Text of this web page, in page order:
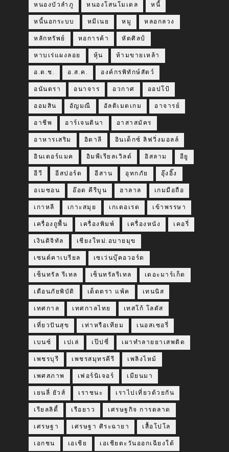
หนองบัวลำภู หนองโสนโมเดล หนี้
หนี้นอกระบบ หมีเนย หมู หลอกลวง
หลักทรัพย์ หอการค้า หัตศิลป์
หาบเร่แผงลอย หุ้น ห้ามขายเหล้า
อ.ต.ช. อ.ส.ค. องค์กรพิทักษ์สัตว์
อนันตรา อนาจาร อวกาศ ออปโป้
ออมสิน อัญมณี อัลติเมตเกม อาจารย์
อาชีพ อาร์เจนตินา อาสาสมัคร
อาหารเสริม อิตาลี อินเด็กซ์ ลิฟวิ่งมอลล์
อินเตอร์แมค อิมพีเรียลเวิลด์ อิสลาม อียู
อีวี อีสปอร์ต อีสาน อุทกภัย อุ๊งอิ๊ง
อเมซอน อ๊อด คีรีบูน ฮาลาล เกมมือถือ
เกาหลี เกาะสมุย เกเตอเรด เข้าพรรษา
เครื่องถูพื้น เครื่องพิมพ์ เครื่องหนัง เคอรี่
เงินดิจิทัล เชียงใหม่.อบายมุข
เซนต์คาเบรียล เซเว่นบุ๊คอวอร์ด
เซ็นทรัล รีเทล เซ็นทรัลรีเทล เดอะมาร์เก็ต
เตือนภัยพิบัติ เต็ดตรา แพ้ค เทนนิส
เทศกาล เทศกาลไทย เทสโก้ โลตัส
เที่ยวปันสุข เท่าหรือเทียม เนอสเซอรี่
เบนซ์ เปเล่ เป๊ปซี่ เผาทำลายยาเสพติด
เพชรบุรี เพชรสมุทรคีรี เพลิงไหม้
เพศสภาพ เฟอร์นิเจอร์ เมียนมา
เยนลี่ ยัวส์ เราชนะ เราไปเที่ยวด้วยกัน
เรียลลิตี้ เรือยาว เศรษฐกิจ การตลาด
เศรษฐา เศรษฐา ศิระฉายา เสื้อโปโล
เอกชน เอเชีย เอเชียตะวันออกเฉียงใต้